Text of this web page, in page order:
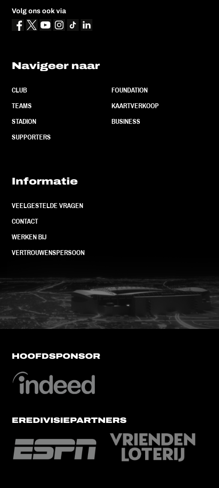
Volg ons ook via
Navigeer naar
CLUB
TEAMS
STADION
SUPPORTERS
FOUNDATION
KAARTVERKOOP
BUSINESS
Informatie
VEELGESTELDE VRAGEN
CONTACT
WERKEN BIJ
VERTROUWENSPERSOON
FC Utrecht<br>vanuit<br>het
HOOFDSPONSOR
EREDIVISIEPARTNERS